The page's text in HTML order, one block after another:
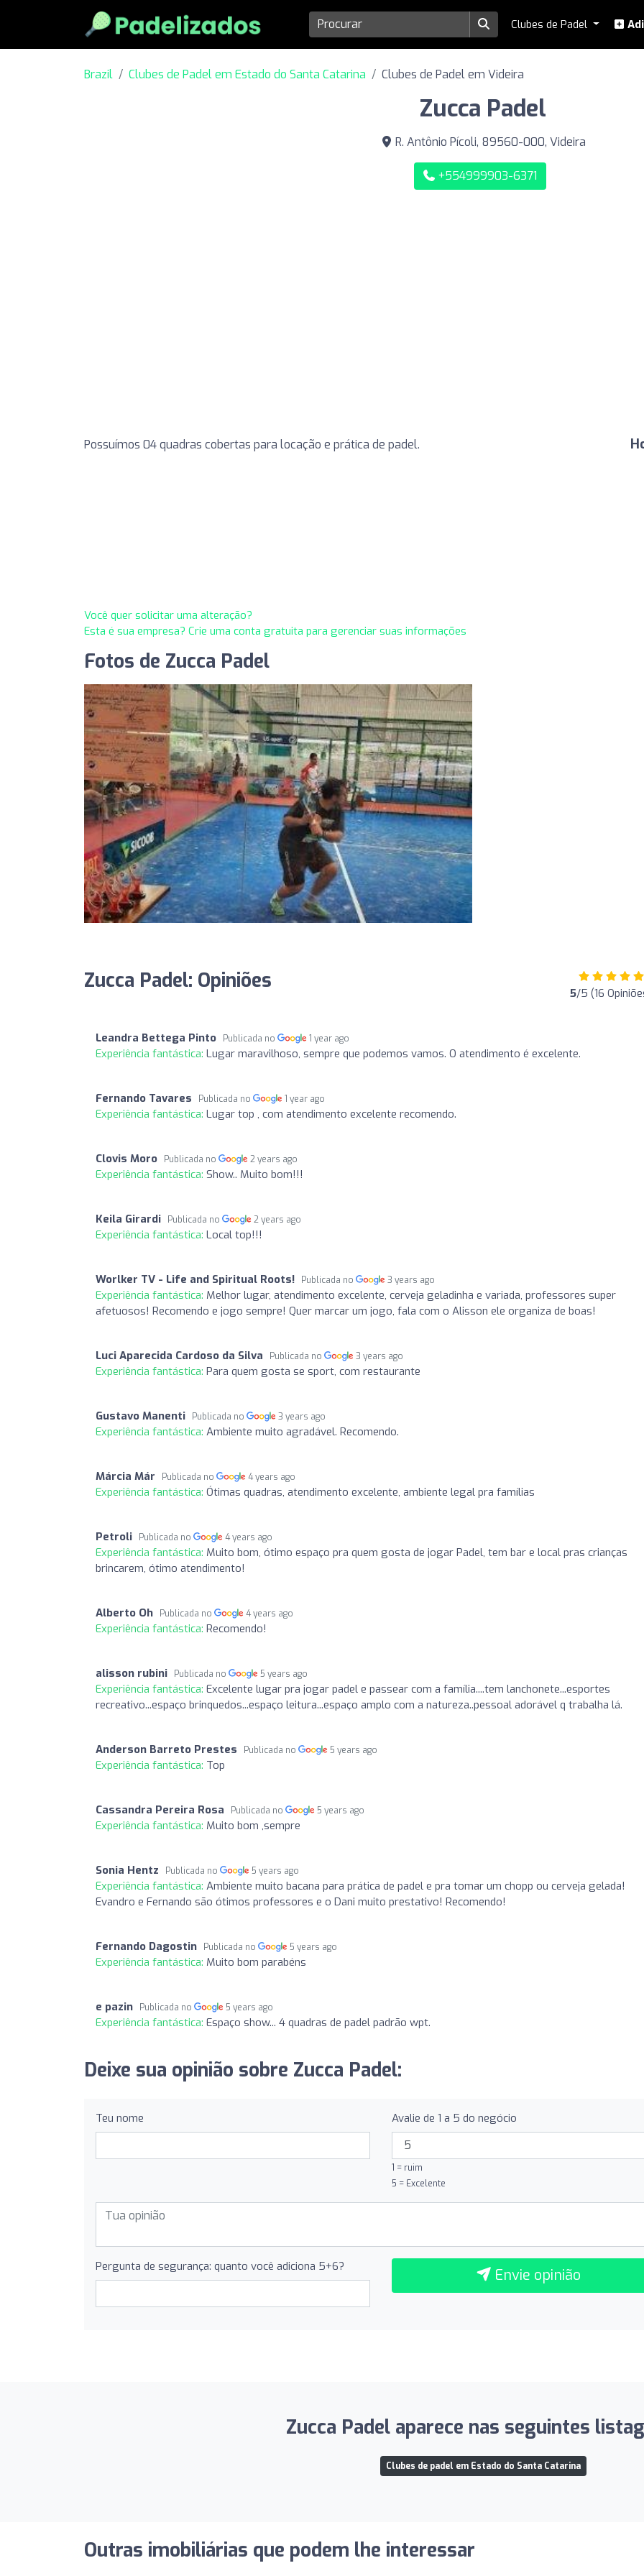
Clubes de Padel
Brazil Clubes de Padel em Estado do Santa Catarina Clubes de Padel em Videira
Zucca Padel
R. Antônio Pícoli, 89560-000, Videira
+554999903-6371
Possuímos 04 quadras cobertas para locação e prática de padel.
Você quer solicitar uma alteração?
Esta é sua empresa? Crie uma conta gratuita para gerenciar suas informações
Fotos de Zucca Padel
Zucca Padel: Opiniões 5/5 (16
Leandra Bettega Pinto Publicada no 1 year ago
Experiência fantástica: Lugar maravilhoso, sempre que podemos vamos. O atendimento é excelente.
Fernando Tavares Publicada no 1 year ago
Experiência fantástica: Lugar top , com atendimento excelente recomendo.
Clovis Moro Publicada no 2 years ago
Experiência fantástica: Show.. Muito bom!!!
Keila Girardi Publicada no 2 years ago
Experiência fantástica: Local top!!!
Worlker TV - Life and Spiritual Roots! Publicada no 3 years ago
Experiência fantástica: Melhor lugar, atendimento excelente, cerveja geladinha e variada, professores super
afetuosos! Recomendo e jogo sempre! Quer marcar um jogo, fala com o Alisson ele organiza de boas!
Luci Aparecida Cardoso da Silva Publicada no 3 years ago
Experiência fantástica: Para quem gosta se sport, com restaurante
Gustavo Manenti Publicada no 3 years ago
Experiência fantástica: Ambiente muito agradável. Recomendo.
Márcia Már Publicada no 4 years ago
Experiência fantástica: Ótimas quadras, atendimento excelente, ambiente legal pra famílias
Petroli Publicada no 4 years ago
Experiência fantástica: Muito bom, ótimo espaço pra quem gosta de jogar Padel, tem bar e local pras crianças
brincarem, ótimo atendimento!
Alberto Oh Publicada no 4 years ago
Experiência fantástica: Recomendo!
alisson rubini Publicada no 5 years ago
Experiência fantástica: Excelente lugar pra jogar padel e passear com a família....tem lanchonete...esportes
recreativo...espaço brinquedos...espaço leitura...espaço amplo com a natureza..pessoal adorável q trabalha lá.
Anderson Barreto Prestes Publicada no 5 years ago
Experiência fantástica: Top
Cassandra Pereira Rosa Publicada no 5 years ago
Experiência fantástica: Muito bom ,sempre
Sonia Hentz Publicada no 5 years ago
Experiência fantástica: Ambiente muito bacana para prática de padel e pra tomar um chopp ou cerveja gelada!
Evandro e Fernando são ótimos professores e o Dani muito prestativo! Recomendo!
Fernando Dagostin Publicada no 5 years ago
Experiência fantástica: Muito bom parabéns
e pazin Publicada no 5 years ago
Experiência fantástica: Espaço show... 4 quadras de padel padrão wpt.
Deixe sua opinião sobre Zucca Padel:
Teu nome Avalie de 1 a 5 do negócio
1 = ruim
5 = Excelente
Pergunta de segurança: quanto você adiciona 5+6? Envie opinião
Zucca Padel aparece nas seguintes
Clubes de padel em Estado do Santa Catarina
Outras imobiliárias que podem lhe interessar